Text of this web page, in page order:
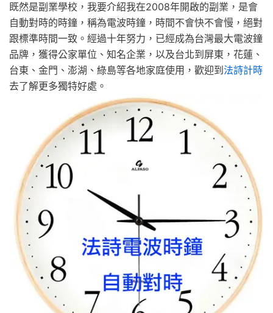
既然是副業學校，我要介紹我在2008年開啟的副業，是會
自動對時的時鐘，稱為電波時鐘，時間不會快不會慢，絕對
跟標準時間一致。經過十年努力，已經成為台灣最大電波鐘
品牌，獲得公家單位、知名企業，以及台北到屏東，花蓮、
台東、金門、澎湖、綠島等各地家庭使用，歡迎到 法詩計時
去了解更多獨特好處。